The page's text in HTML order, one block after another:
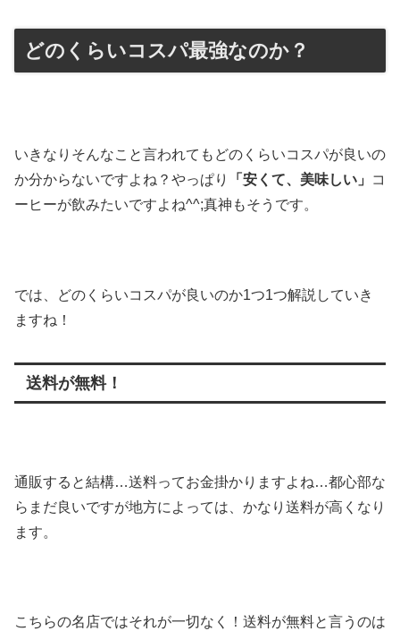
どのくらいコスパ最強なのか？
いきなりそんなこと言われてもどのくらいコスパが良いの
か分からないですよね？やっぱり
「安くて、美味しい」
コ
ーヒーが飲みたいですよね^^;真神もそうです。
では、どのくらいコスパが良いのか1つ1つ解説していき
ますね！
送料が無料！
通販すると結構…送料ってお金掛かりますよね…都心部な
らまだ良いですが地方によっては、かなり送料が高くなり
ます。
こちらの名店ではそれが一切なく！送料が無料と言うのは